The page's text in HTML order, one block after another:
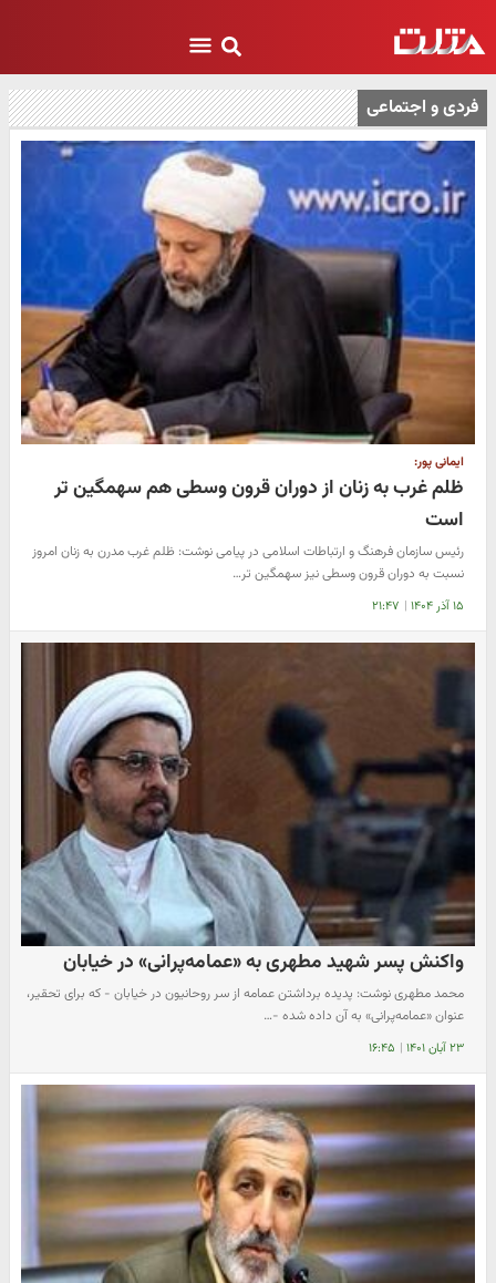
فردی و اجتماعی
ایمانی پور:
ظلم غرب به زنان از دوران قرون وسطی هم سهمگین تر
است
رئیس سازمان فرهنگ و ارتباطات اسلامی در پیامی نوشت: ظلم غرب مدرن به زنان امروز
نسبت به دوران قرون وسطی نیز سهمگین تر…
۱۵ آذر ۱۴۰۴ | ۲۱:۴۷
واکنش پسر شهید مطهری به «عمامه‌پرانی» در خیابان
محمد مطهری نوشت: پدیده برداشتن عمامه از سر روحانیون در خیابان - که برای تحقیر،
عنوان «عمامه‌پرانی» به آن داده شده -…
۲۳ آبان ۱۴۰۱ | ۱۶:۴۵